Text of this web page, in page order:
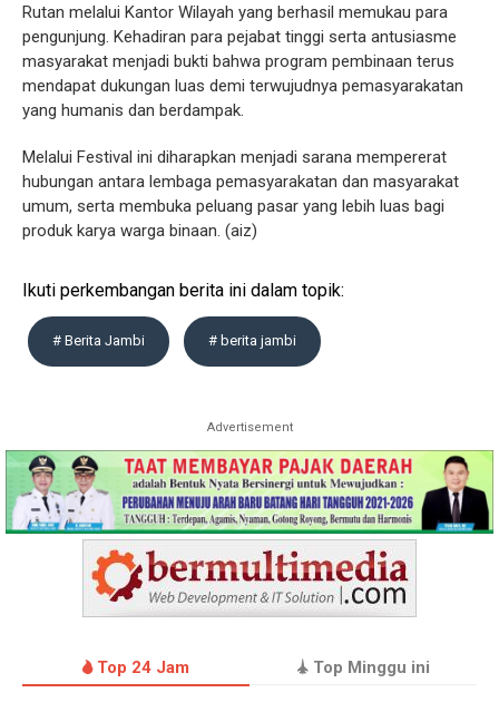
Rutan melalui Kantor Wilayah yang berhasil memukau para
pengunjung. Kehadiran para pejabat tinggi serta antusiasme
masyarakat menjadi bukti bahwa program pembinaan terus
mendapat dukungan luas demi terwujudnya pemasyarakatan
yang humanis dan berdampak.
Melalui Festival ini diharapkan menjadi sarana mempererat
hubungan antara lembaga pemasyarakatan dan masyarakat
umum, serta membuka peluang pasar yang lebih luas bagi
produk karya warga binaan. (aiz)
Ikuti perkembangan berita ini dalam topik:
# Berita Jambi # berita jambi
Advertisement
Top 24 Jam Top Minggu ini